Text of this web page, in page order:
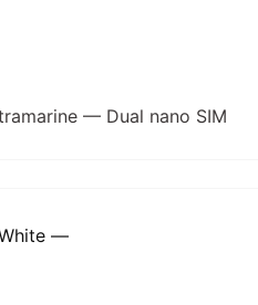
— Dual nano SIM